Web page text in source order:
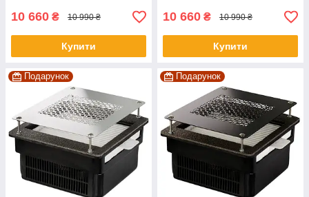
10 660 ₴ 10 990 ₴
Купити
10 660 ₴ 10 990 ₴
Купити
Подарунок Подарунок